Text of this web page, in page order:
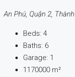
An Phú, Quận 2,
Beds: 4
Baths: 6
Garage: 1
1170000 m²